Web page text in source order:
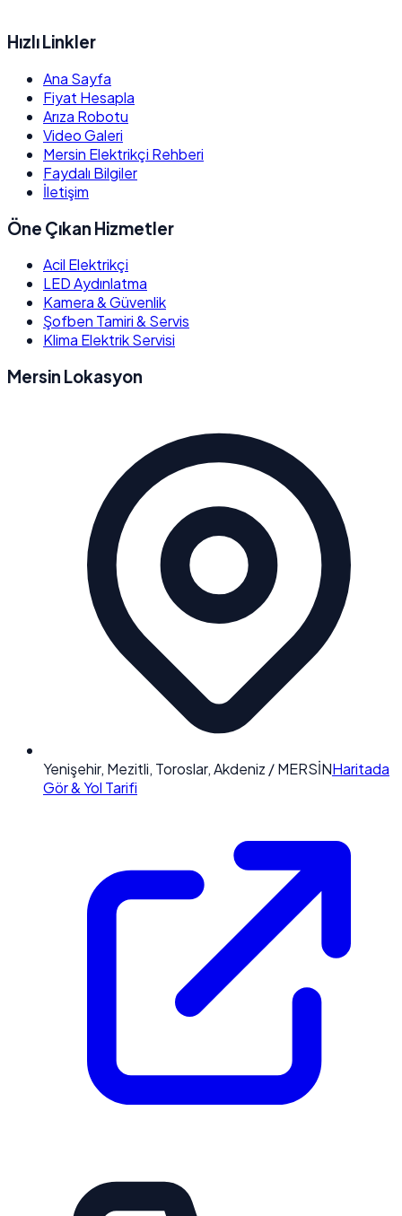
Hızlı Linkler
Ana Sayfa
Fiyat Hesapla
Arıza Robotu
Video Galeri
Mersin Elektrikçi Rehberi
Faydalı Bilgiler
İletişim
Öne Çıkan Hizmetler
Acil Elektrikçi
LED Aydınlatma
Kamera & Güvenlik
Şofben Tamiri & Servis
Klima Elektrik Servisi
Mersin Lokasyon
Yenişehir, Mezitli, Toroslar, Akdeniz / MERSİNHaritada
Gör & Yol Tarifi